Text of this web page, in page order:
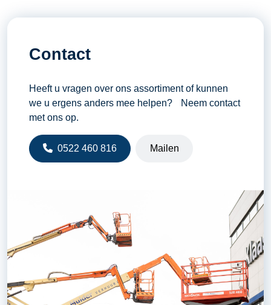
Contact
Heeft u vragen over ons assortiment of kunnen
we u ergens anders mee helpen? Neem contact
met ons op.
0522 460 816 Mailen